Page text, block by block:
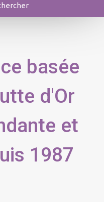
basée
d'Or
et
1987